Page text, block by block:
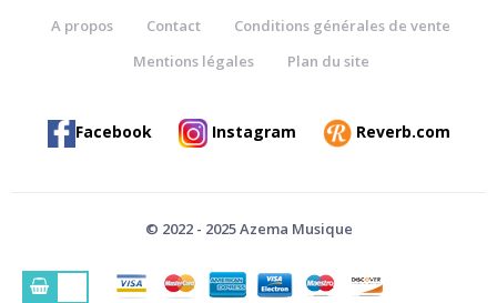
A propos Contact
Conditions générales de vente
Mentions légales
Plan du site
Facebook Instagram Reverb.com
© 2022 - 2025 Azema Musique